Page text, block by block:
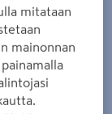
Vuorio 10 l
mitataan
mainonnan